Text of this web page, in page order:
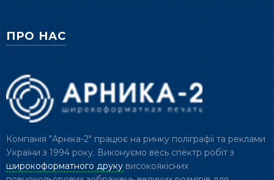
ПРО НАС
Компанія "Арніка-2" працює на ринку поліграфії та реклами
України з 1994 року. Виконуємо весь спектр робіт з
широкоформатного друкувисокоякісних